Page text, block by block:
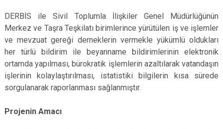
DERBİS ile Sivil Toplumla İlişkiler Genel Müdürlüğünün
Merkez ve Taşra Teşkilatı birimlerince yürütülen iş ve işlemler
ve mevzuat gereği derneklerin vermekle yükümlü oldukları
her türlü bildirim ile beyanname bildirimlerinin elektronik
ortamda yapılması, bürokratik işlemlerin azaltılarak vatandaşın
işlerinin kolaylaştırılması, istatistiki bilgilerin kısa sürede
sorgulanarak raporlanması sağlanmıştır.
Projenin Amacı